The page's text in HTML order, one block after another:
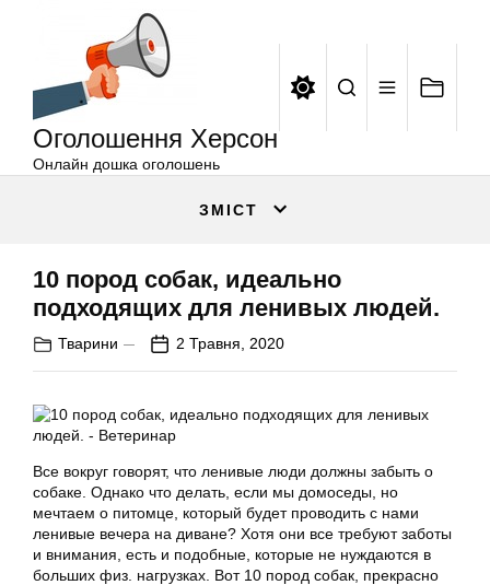
Оголошення Херсон
Онлайн дошка оголошень
ЗМІСТ
10 пород собак, идеально
подходящих для ленивых людей.
Тварини 2 Травня, 2020
Все вокруг говорят, что ленивые люди должны забыть о
собаке. Однако что делать, если мы домоседы, но
мечтаем о питомце, который будет проводить с нами
ленивые вечера на диване? Хотя они все требуют заботы
и внимания, есть и подобные, которые не нуждаются в
больших физ. нагрузках. Вот 10 пород собак, прекрасно